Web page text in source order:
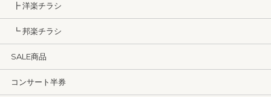
┣ 洋楽チラシ
┗ 邦楽チラシ
SALE商品
コンサート半券